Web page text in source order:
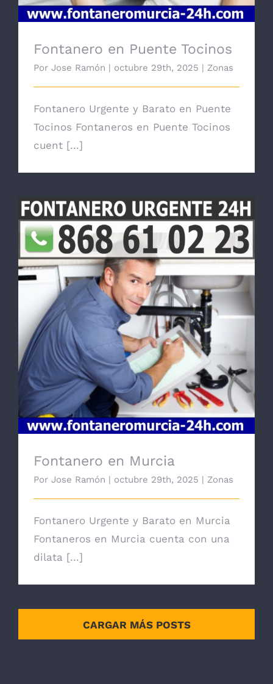
Fontanero en Puente Tocinos
Por Jose Ramón | octubre 29th, 2025 | Zonas
Fontanero Urgente y Barato en Puente
Tocinos Fontaneros en Puente Tocinos
cuent [...]
Fontanero en Murcia
Fontanero en Murcia
Por Jose Ramón | octubre 29th, 2025 | Zonas
Fontanero Urgente y Barato en Murcia
Fontaneros en Murcia cuenta con una
dilata [...]
CARGAR MÁS POSTS